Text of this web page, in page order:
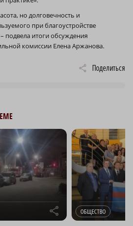
но долговечность и
при благоустройстве
подвела итоги обсуждения
комиссии Елена Аржанова.
Поделиться
r ОБЩЕСТВО